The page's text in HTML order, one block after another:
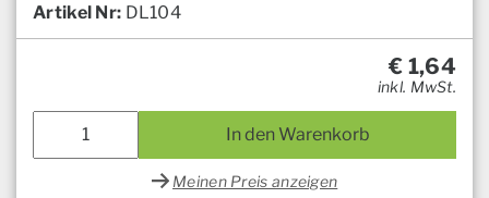
Artikel Nr: DL104
€ 1,64
inkl. MwSt.
In den Warenkorb
Meinen Preis anzeigen